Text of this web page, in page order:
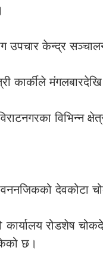
उपचार केन्द्र
कार्कीले
विभिन्न
देवकोटा
कार्यालय रोडशेष
छ।